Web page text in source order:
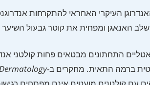
האנאגן ומפחית את קוטר גבעול השיער
התחתונים מבטאים פחות קולטני
ברמה התאית. מחקרים ב-